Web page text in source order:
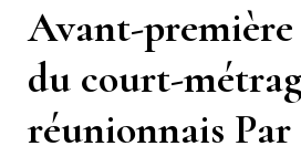
Avant-
du court-
réunionnais